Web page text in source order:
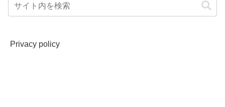
Privacy policy